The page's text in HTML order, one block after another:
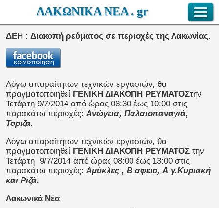
ΛΑΚΩΝΙΚΑ ΝΕΑ . gr
ΔΕΗ : Διακοπή ρεύματος σε περιοχές της Λακωνίας.
Λόγω απαραίτητων τεχνικών εργασιών, θα
πραγματοποιηθεί ΓΕΝΙΚΗ ΔΙΑΚΟΠΗ ΡΕΥΜΑΤΟΣτην
Τετάρτη 9/7/2014 από ώρας 08:30 έως 10:00 στις
παρακάτω περιοχές: Ανώγεια, Παλαιοπαναγιά,
Τοριζα.
Λόγω απαραίτητων τεχνικών εργασιών, θα
πραγματοποιηθεί ΓΕΝΙΚΗ ΔΙΑΚΟΠΗ ΡΕΥΜΑΤΟΣ την
Τετάρτη 9/7/2014 από ώρας 08:00 έως 13:00 στις
παρακάτω περιοχές: Αμύκλες , B αφειο, A γ.Κυριακή
και Ριζά.
Λακωνικά Νέα